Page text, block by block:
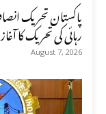
پاکستان تحریک
رہائی کی تحریک کا
August 7, 2026